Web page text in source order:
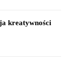
kreatywności